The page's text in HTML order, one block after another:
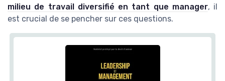
milieu de travail diversifié en tant que manager, il
est crucial de se pencher sur ces questions.